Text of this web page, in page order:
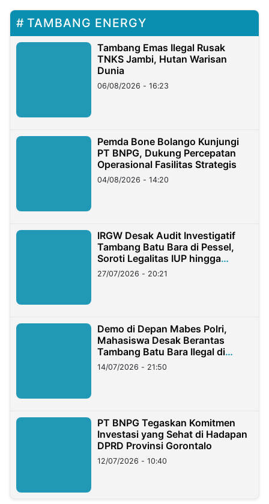
TAMBANG ENERGY
Tambang Emas Ilegal Rusak
TNKS Jambi, Hutan Warisan
Dunia
06/08/2026 - 16:23
Pemda Bone Bolango Kunjungi
PT BNPG, Dukung Percepatan
Operasional Fasilitas Strategis
04/08/2026 - 14:20
IRGW Desak Audit Investigatif
Tambang Batu Bara di Pessel,
Soroti Legalitas IUP hingga
Stockpile
27/07/2026 - 20:21
Demo di Depan Mabes Polri,
Mahasiswa Desak Berantas
Tambang Batu Bara Ilegal di
Lampung
14/07/2026 - 21:50
PT BNPG Tegaskan Komitmen
Investasi yang Sehat di Hadapan
DPRD Provinsi Gorontalo
12/07/2026 - 10:40